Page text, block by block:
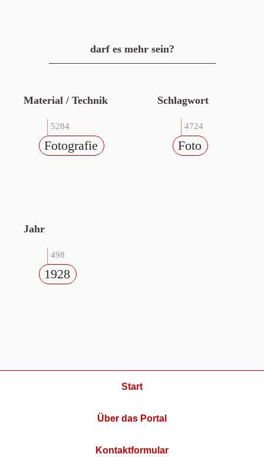
darf es mehr sein?
Material / Technik
5284
Fotografie
Schlagwort
4724
Foto
Jahr
498
1928
Start
Über das Portal
Kontaktformular